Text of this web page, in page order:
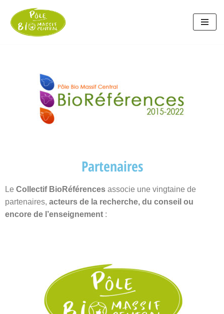
Aller
Partenaires
Le Collectif BioRéférences associe une vingtaine de
partenaires, acteurs de la recherche, du conseil ou
encore de l’enseignement :